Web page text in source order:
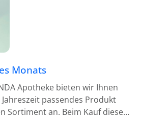
Monats
Apotheke bieten wir Ihnen
passendes Produkt
Sortiment an. Beim Kauf dieses